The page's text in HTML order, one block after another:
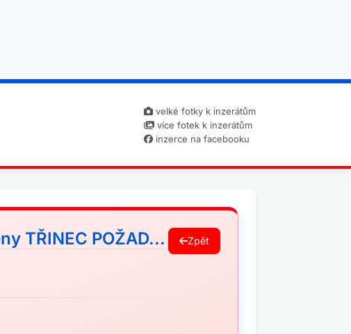
velké fotky k inzerátům
více fotek k inzerátům
inzerce na facebooku
TŘINEC POŽAD... Zpět